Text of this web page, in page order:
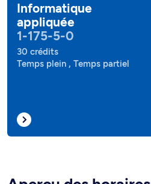
Informatique
appliquée
1-175-5-0
30 crédits
Temps plein , Temps partiel